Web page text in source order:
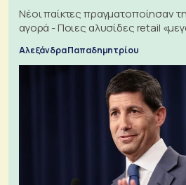
Νέοι παίκτες πραγματοποίησαν
αγορά - Ποιες αλυσίδες retail
Αλεξάνδρα Παπαδημητρίου